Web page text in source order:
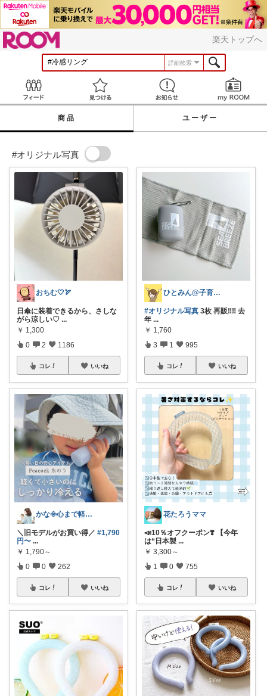
楽天トップへ
詳細検索
見つける お知らせ
商品 ユーザー
#オリジナル写真
おちむ🤍🏹
日傘に装着できるから、さしな
がら涼しい♡ ...
￥ 1,300
0 2 1186
コレ いいね
かな𖧷心まで軽くなる暮らしの記録🌿
＼旧モデルがお買い得／ #1,790
円〜 ...
￥ 1,790～
0 0 262
コレ いいね
ひとみん@子育てと可愛いもの好き⚮̈
#オリジナル写真 3枚 再販‼️‼️ 去
年 ...
￥ 1,760
3 1 995
コレ いいね
花たろうママ
📣10％オフクーポン❣️ 【今年
は“日本製 ...
￥ 3,300～
1 0 755
コレ いいね